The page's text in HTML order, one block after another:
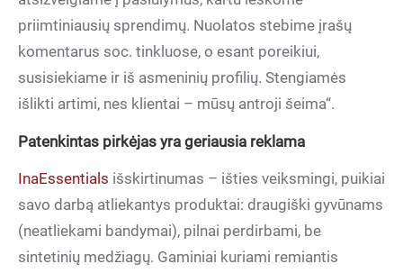
priimtiniausių sprendimų. Nuolatos stebime įrašų
komentarus soc. tinkluose, o esant poreikiui,
susisiekiame ir iš asmeninių profilių. Stengiamės
išlikti artimi, nes klientai – mūsų antroji šeima“.
Patenkintas pirkėjas yra geriausia reklama
InaEssentials išskirtinumas – išties veiksmingi, puikiai
savo darbą atliekantys produktai: draugiški gyvūnams
(neatliekami bandymai), pilnai perdirbami, be
sintetinių medžiagų. Gaminiai kuriami remiantis